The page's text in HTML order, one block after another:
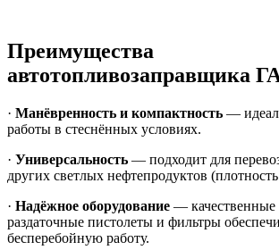
Преимущества
автотопливозаправщика
· Манёвренность и компактность —
работы в стеснённых условиях.
· Универсальность — подходит для
других светлых нефтепродуктов
· Надёжное оборудование — качественные
раздаточные пистолеты и фильтры
бесперебойную работу.